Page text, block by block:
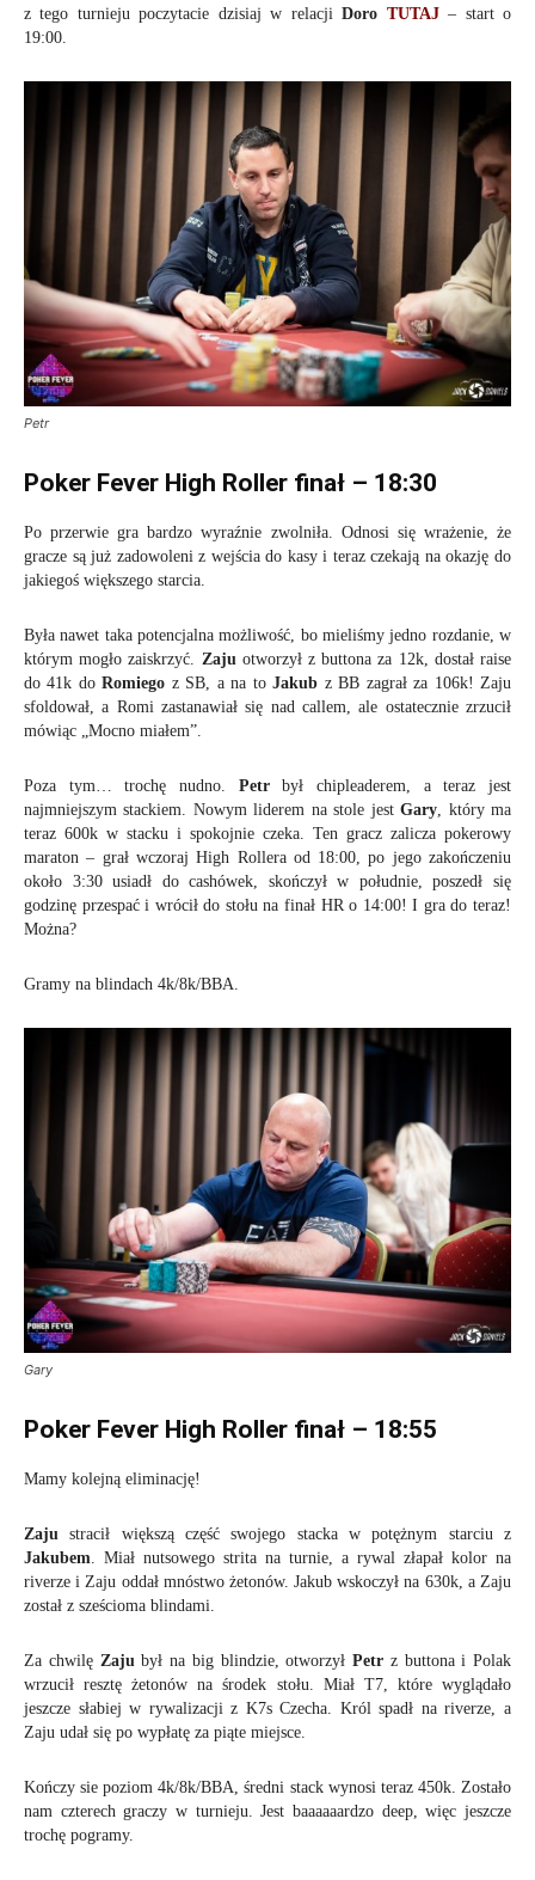
z tego turnieju poczytacie dzisiaj w relacjiDoro TUTAJ– start o
19:00.
Petr
Poker Fever High Roller finał – 18:30
Po przerwie gra bardzo wyraźnie zwolniła. Odnosi się wrażenie, że
gracze są już zadowoleni z wejścia do kasy i teraz czekają na okazję do
jakiegoś większego starcia.
Była nawet taka potencjalna możliwość, bo mieliśmy jedno rozdanie, w
którym mogło zaiskrzyć. Zaju otworzył z buttona za 12k, dostał raise
do 41k doRomiego z SB, a na toJakub z BB zagrał za 106k! Zaju
sfoldował, a Romi zastanawiał się nad callem, ale ostatecznie zrzucił
mówiąc „Mocno miałem”.
Poza tym… trochę nudno. Petrbył chipleaderem, a teraz jest
najmniejszym stackiem. Nowym liderem na stole jestGary , który ma
teraz 600k w stacku i spokojnie czeka. Ten gracz zalicza pokerowy
maraton – grał wczoraj High Rollera od 18:00, po jego zakończeniu
około 3:30 usiadł do cashówek, skończył w południe, poszedł się
godzinę przespać i wrócił do stołu na finał HR o 14:00! I gra do teraz!
Można?
Gramy na blindach 4k/8k/BBA.
Gary
Poker Fever High Roller finał – 18:55
Mamy kolejną eliminację!
Zaju stracił większą część swojego stacka w potężnym starciu z
Jakubem . Miał nutsowego strita na turnie, a rywal złapał kolor na
riverze i Zaju oddał mnóstwo żetonów. Jakub wskoczył na 630k, a Zaju
został z sześcioma blindami.
Za chwilę Zaju był na big blindzie, otworzył Petr z buttona i Polak
wrzucił resztę żetonów na środek stołu. Miał T7, które wyglądało
jeszcze słabiej w rywalizacji z K7s Czecha. Król spadł na riverze, a
Zaju udał się po wypłatę za piąte miejsce.
Kończy sie poziom 4k/8k/BBA, średni stack wynosi teraz 450k. Zostało
nam czterech graczy w turnieju. Jest baaaaaardzo deep, więc jeszcze
trochę pogramy.